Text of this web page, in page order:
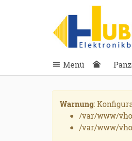
schließen
Suche
Menü
Warnung:
/var/www/
/var/www/